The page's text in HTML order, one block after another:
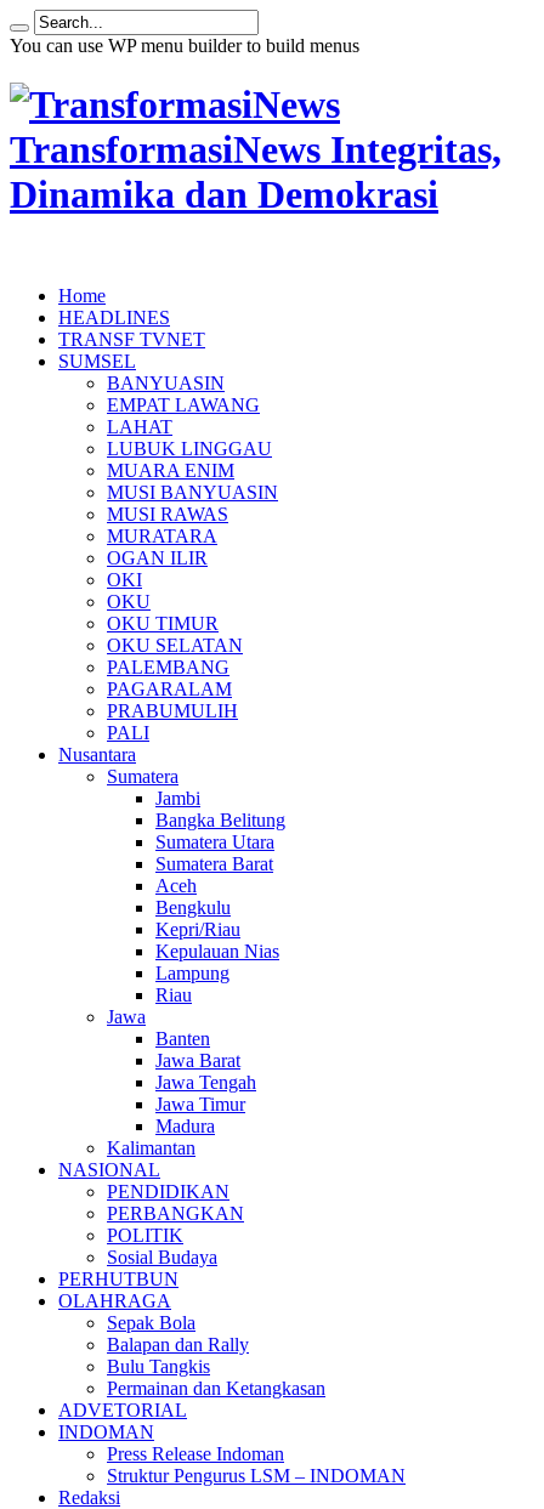
You can use WP menu builder to build menus
TransformasiNews Integritas,
Dinamika dan Demokrasi
Home
HEADLINES
TRANSF TVNET
SUMSEL
BANYUASIN
EMPAT LAWANG
LAHAT
LUBUK LINGGAU
MUARA ENIM
MUSI BANYUASIN
MUSI RAWAS
MURATARA
OGAN ILIR
OKI
OKU
OKU TIMUR
OKU SELATAN
PALEMBANG
PAGARALAM
PRABUMULIH
PALI
Nusantara
Sumatera
Jambi
Bangka Belitung
Sumatera Utara
Sumatera Barat
Aceh
Bengkulu
Kepri/Riau
Kepulauan Nias
Lampung
Riau
Jawa
Banten
Jawa Barat
Jawa Tengah
Jawa Timur
Madura
Kalimantan
NASIONAL
PENDIDIKAN
PERBANGKAN
POLITIK
Sosial Budaya
PERHUTBUN
OLAHRAGA
Sepak Bola
Balapan dan Rally
Bulu Tangkis
Permainan dan Ketangkasan
ADVETORIAL
INDOMAN
Press Release Indoman
Struktur Pengurus LSM – INDOMAN
Redaksi